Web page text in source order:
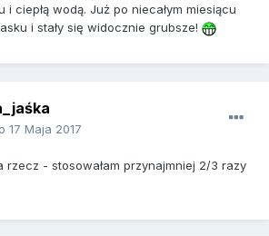
i ciepłą wodą. Już po niecałym miesiącu
i stały się widocznie grubsze!
17 Maja 2017
rzecz - stosowałam przynajmniej 2/3 razy